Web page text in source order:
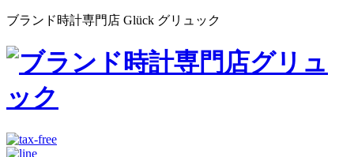
ブランド時計専門店 Glück グリュック